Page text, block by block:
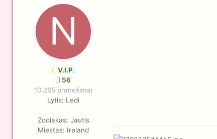
V.I.P.
56
10.265 pranešimai
Lytis: Ledi
Zodiakas: Jautis
Miestas: Ireland